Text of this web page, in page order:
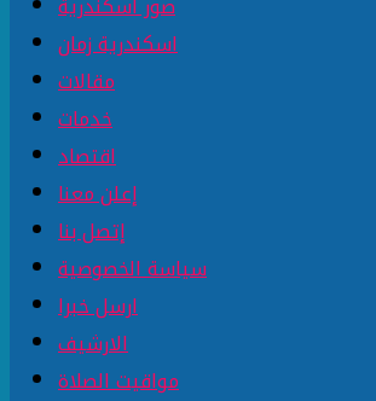
اسكندرية زمان
مقالات
خدمات
اقتصاد
إعلن معنا
إتصل بنا
سياسة الخصوصية
ارسل خبرا
الارشيف
مواقيت الصلاة